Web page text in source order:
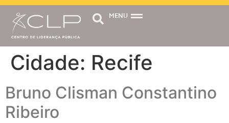
MENU
Cidade: Recife
Bruno Clisman Constantino
Ribeiro